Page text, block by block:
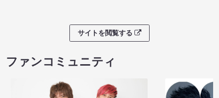
サイトを閲覧する
ファンコミュニティ